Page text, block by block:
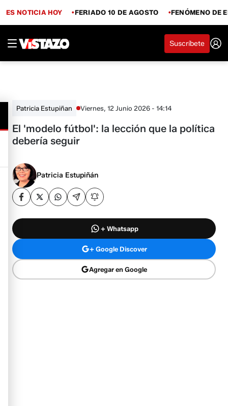
ES NOTICIA HOY FERIADO 10 DE AGOSTO FENÓMENO DE
Suscríbete
Patricia Estupiñan Viernes, 12 Junio 2026 - 14:14
El 'modelo fútbol': la lección que la política
debería seguir
Patricia Estupiñán
+ Whatsapp
+ Google Discover
Agregar en Google